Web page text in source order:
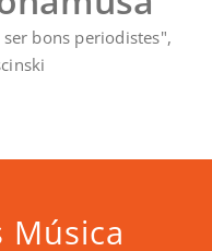
bons periodistes",